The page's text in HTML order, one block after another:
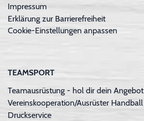
Impressum
Erklärung zur Barrierefreiheit
Cookie-Einstellungen anpassen
TEAMSPORT
Teamausrüstung - hol dir dein Angebot
Vereinskooperation/Ausrüster Handball
Druckservice